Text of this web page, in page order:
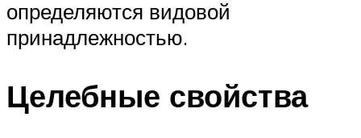
определяются видовой
принадлежностью.
Целебные свойства